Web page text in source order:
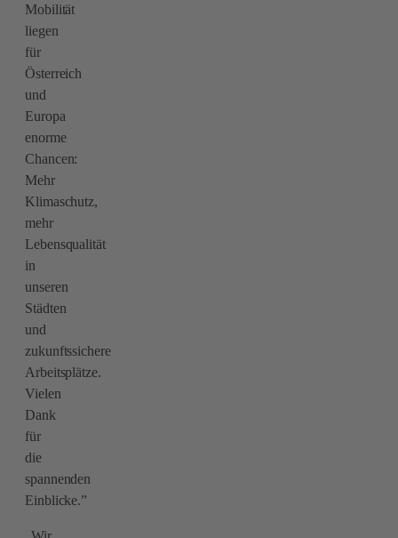
Mobilität
liegen
für
Österreich
und
Europa
enorme
Chancen:
Mehr
Klimaschutz,
mehr
Lebensqualität
in
unseren
Städten
und
zukunftssichere
Arbeitsplätze.
Vielen
Dank
für
die
spannenden
Einblicke.”